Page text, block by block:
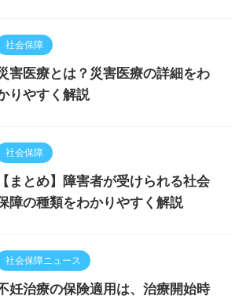
社会保障
害医療とは？災害医療の詳細をわ
りやすく解説
社会保障
【まとめ】障害者が受けられる社会
障の種類をわかりやすく解説
社会保障ニュース
妊治療の保険適用は、治療開始時